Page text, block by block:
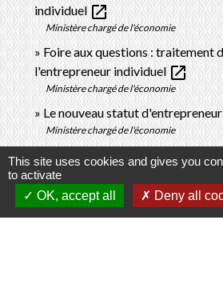
individuel open_in_new
Ministère chargé de l'économie
Foire aux questions : traitement
l'entrepreneur individuelopen_in_new
Ministère chargé de l'économie
Le nouveau statut
Ministère chargé de l'économie
This site uses cookies and gives you
to activate
OK, accept all
Deny all